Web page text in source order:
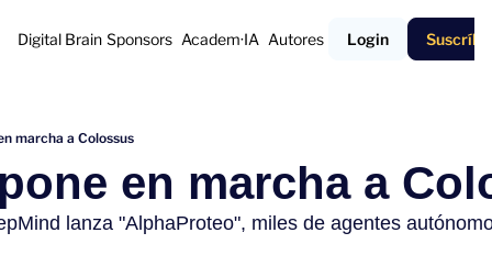
Digital Brain Sponsors Academ·IA Autores Login
marcha a Colossus
en marcha a
lanza "AlphaProteo", miles de agentes